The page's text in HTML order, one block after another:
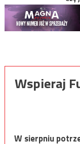
Wspieraj
W sierpniu